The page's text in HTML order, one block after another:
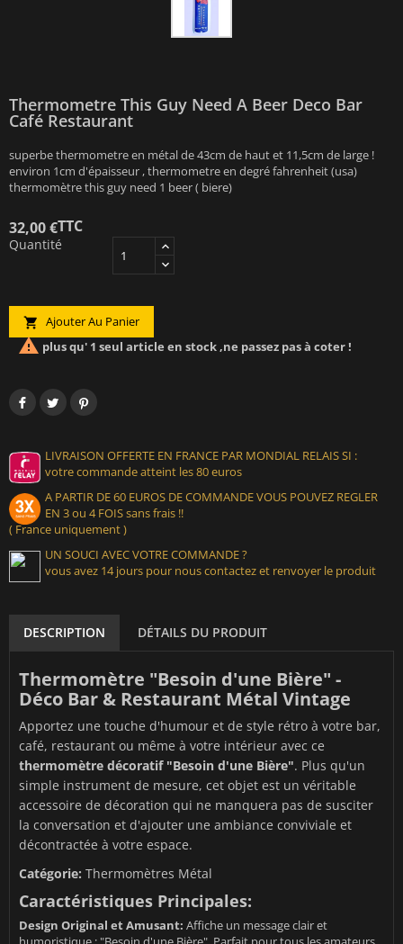
Thermometre This Guy Need A Beer Deco Bar
Café Restaurant
superbe thermometre en métal de 43cm de haut et 11,5cm de large !
environ 1cm d'épaisseur , thermometre en degré fahrenheit (usa)
thermomètre this guy need 1 beer ( biere)
32,00 €TTC
Quantité
 Ajouter Au Panier
 plus qu' 1 seul article en stock ,ne passez pas à coter !
LIVRAISON OFFERTE EN FRANCE PAR MONDIAL RELAIS SI :
votre commande atteint les 80 euros
A PARTIR DE 60 EUROS DE COMMANDE VOUS POUVEZ REGLER
EN 3 ou 4 FOIS sans frais !!
( France uniquement )
UN SOUCI AVEC VOTRE COMMANDE ?
vous avez 14 jours pour nous contactez et renvoyer le produit
DESCRIPTION DÉTAILS DU PRODUIT
Thermomètre "Besoin d'une Bière" -
Déco Bar & Restaurant Métal Vintage
Apportez une touche d'humour et de style rétro à votre bar,
café, restaurant ou même à votre intérieur avec ce
thermomètre décoratif "Besoin d'une Bière". Plus qu'un
simple instrument de mesure, cet objet est un véritable
accessoire de décoration qui ne manquera pas de susciter
la conversation et d'ajouter une ambiance conviviale et
décontractée à votre espace.
Catégorie: Thermomètres Métal
Caractéristiques Principales:
Design Original et Amusant: Affiche un message clair et